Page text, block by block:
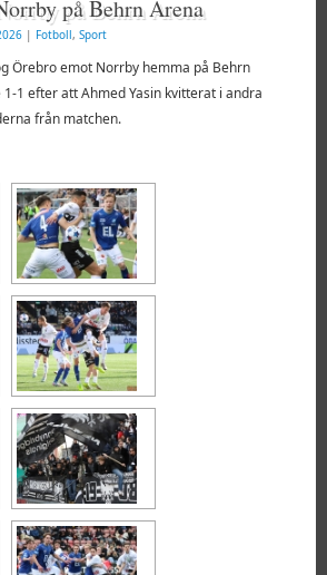
på Behrn Arena
| Fotboll, Sport
Örebro emot Norrby hemma på Behrn
1 efter att Ahmed Yasin kvitterat i andra
från matchen.